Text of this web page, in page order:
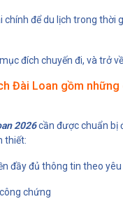
chính để du lịch trong thời
đích chuyến đi, và trở
Đài Loan gồm những
2026cần được chuẩn bị
thiết:
đầy đủ thông tin theo
chứng